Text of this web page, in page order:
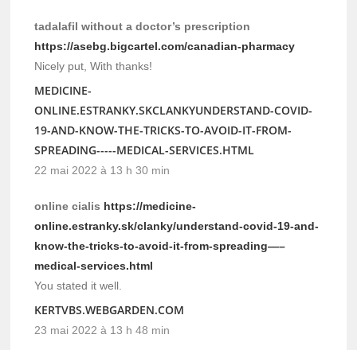
tadalafil without a doctor’s prescription
https://asebg.bigcartel.com/canadian-pharmacy
Nicely put, With thanks!
MEDICINE-
ONLINE.ESTRANKY.SKCLANKYUNDERSTAND-COVID-
19-AND-KNOW-THE-TRICKS-TO-AVOID-IT-FROM-
SPREADING-----MEDICAL-SERVICES.HTML
22 mai 2022 à 13 h 30 min
online cialis https://medicine-
online.estranky.sk/clanky/understand-covid-19-and-
know-the-tricks-to-avoid-it-from-spreading—–
medical-services.html
You stated it well.
KERTVBS.WEBGARDEN.COM
23 mai 2022 à 13 h 48 min